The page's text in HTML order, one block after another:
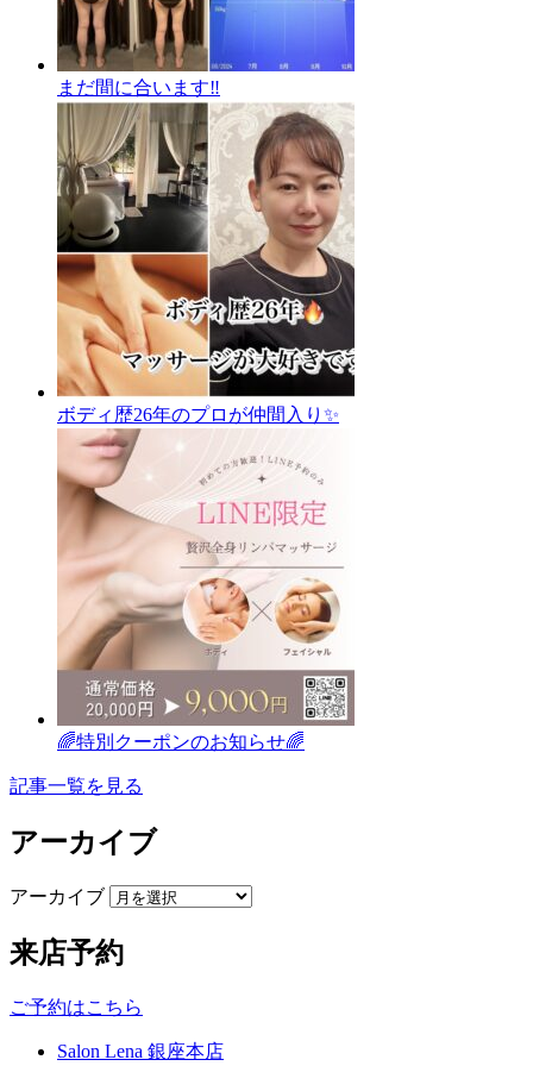
まだ間に合います‼️
ボディ歴26年のプロが仲間入り✨
🌈特別クーポンのお知らせ🌈
記事一覧を見る
アーカイブ
アーカイブ
来店予約
ご予約はこちら
Salon Lena 銀座本店